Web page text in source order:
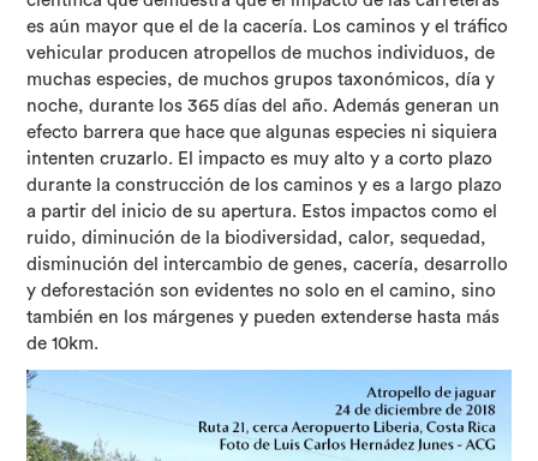
es aún mayor que el de la cacería. Los caminos y el tráfico
vehicular producen atropellos de muchos individuos, de
muchas especies, de muchos grupos taxonómicos, día y
noche, durante los 365 días del año. Además generan un
efecto barrera que hace que algunas especies ni siquiera
intenten cruzarlo. El impacto es muy alto y a corto plazo
durante la construcción de los caminos y es a largo plazo
a partir del inicio de su apertura. Estos impactos como el
ruido, diminución de la biodiversidad, calor, sequedad,
disminución del intercambio de genes, cacería, desarrollo
y deforestación son evidentes no solo en el camino, sino
también en los márgenes y pueden extenderse hasta más
de 10km.